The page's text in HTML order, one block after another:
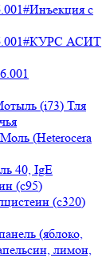
с
АСИТ
(i73) Тля
(Heterocera
40, IgE
(c95)
(с320)
(яблоко,
лимон,